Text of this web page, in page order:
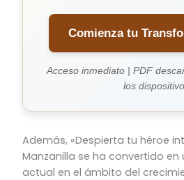
Comienza tu
Acceso inmediato | PDF
los
Además, «Despierta tu héroe
Manzanilla se ha convertido en
actual en el ámbito del